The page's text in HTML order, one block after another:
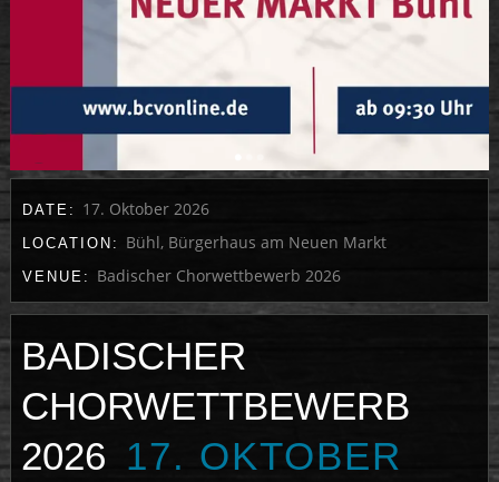
DATE: 17. Oktober 2026
LOCATION: Bühl, Bürgerhaus am Neuen Markt
VENUE: Badischer Chorwettbewerb 2026
BADISCHER
CHORWETTBEWERB
2026 17. OKTOBER